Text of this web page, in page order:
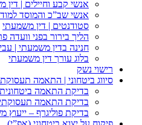
אנשי קבע וחיילים |
אנשי שב”כ והמוסד
סטודנטים | דין משמעתי
הליך בירור בפני
חנינה בדין משמעתי |
בלוג עורך דין משמעתי
רישוי נשק
סיווג ביטחוני | התאמה
בדיקת התאמה ביטחונית
בדיקת התאמה
בדיקת פוליגרף – ייעוץ